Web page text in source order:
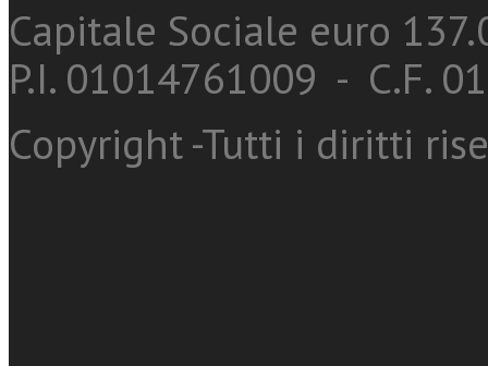
Capitale Sociale euro
P.I. 01014761009 - C.F.
Copyright -Tutti i diritti